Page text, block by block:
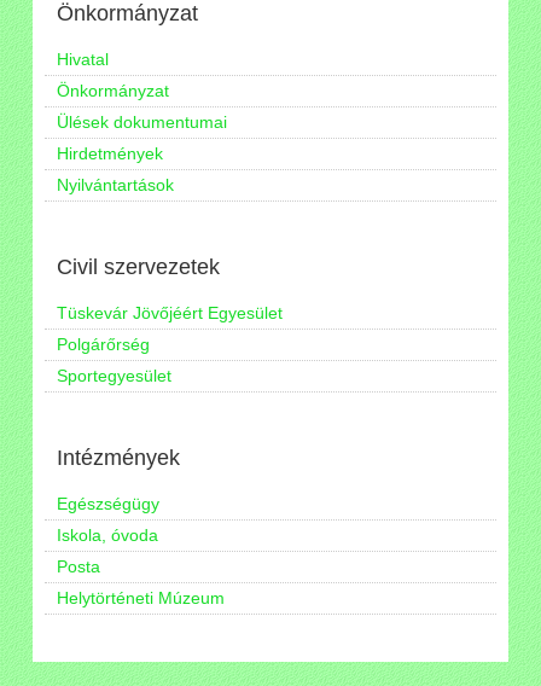
Önkormányzat
Hivatal
Önkormányzat
Ülések dokumentumai
Hirdetmények
Nyilvántartások
Civil szervezetek
Tüskevár Jövőjéért Egyesület
Polgárőrség
Sportegyesület
Intézmények
Egészségügy
Iskola, óvoda
Posta
Helytörténeti Múzeum